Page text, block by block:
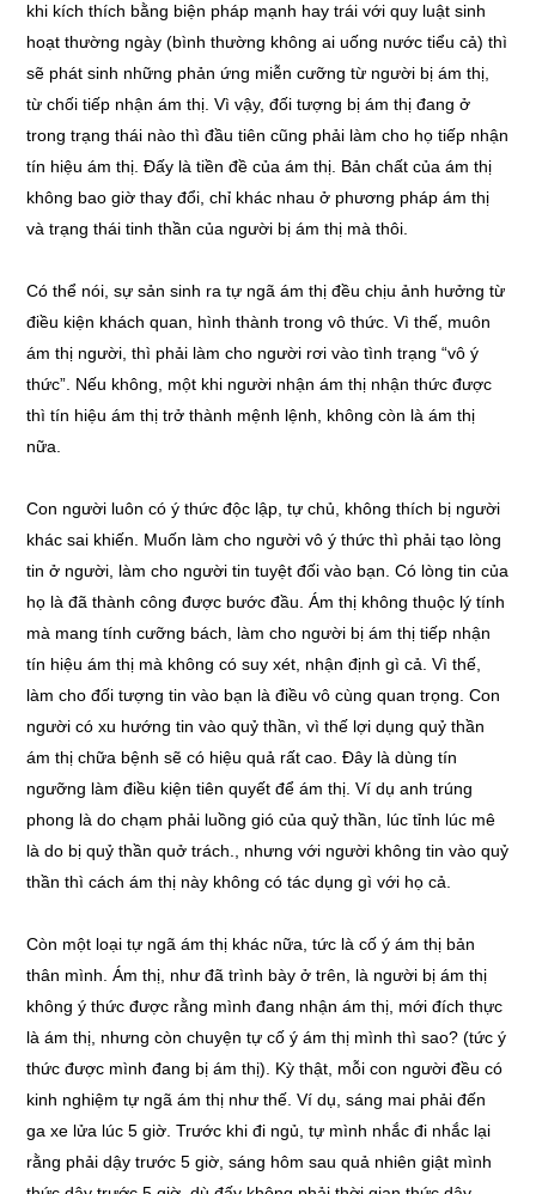
khi kích thích bằng biện pháp mạnh hay trái với quy luật sinh
hoạt thường ngày (bình thường không ai uống nước tiểu cả) thì
sẽ phát sinh những phản ứng miễn cưỡng từ người bị ám thị,
từ chối tiếp nhận ám thị. Vì vậy, đối tượng bị ám thị đang ở
trong trạng thái nào thì đầu tiên cũng phải làm cho họ tiếp nhận
tín hiệu ám thị. Đấy là tiền đề của ám thị. Bản chất của ám thị
không bao giờ thay đổi, chỉ khác nhau ở phương pháp ám thị
và trạng thái tinh thần của người bị ám thị mà thôi.
Có thể nói, sự sản sinh ra tự ngã ám thị đều chịu ảnh hưởng từ
điều kiện khách quan, hình thành trong vô thức. Vì thế, muôn
ám thị người, thì phải làm cho người rơi vào tình trạng “vô ý
thức”. Nếu không, một khi người nhận ám thị nhận thức được
thì tín hiệu ám thị trở thành mệnh lệnh, không còn là ám thị
nữa.
Con người luôn có ý thức độc lập, tự chủ, không thích bị người
khác sai khiến. Muốn làm cho người vô ý thức thì phải tạo lòng
tin ở người, làm cho người tin tuyệt đối vào bạn. Có lòng tin của
họ là đã thành công được bước đầu. Ám thị không thuộc lý tính
mà mang tính cưỡng bách, làm cho người bị ám thị tiếp nhận
tín hiệu ám thị mà không có suy xét, nhận định gì cả. Vì thế,
làm cho đối tượng tin vào bạn là điều vô cùng quan trọng. Con
người có xu hướng tin vào quỷ thần, vì thế lợi dụng quỷ thần
ám thị chữa bệnh sẽ có hiệu quả rất cao. Đây là dùng tín
ngưỡng làm điều kiện tiên quyết để ám thị. Ví dụ anh trúng
phong là do chạm phải luồng gió của quỷ thần, lúc tỉnh lúc mê
là do bị quỷ thần quở trách., nhưng với người không tin vào quỷ
thần thì cách ám thị này không có tác dụng gì với họ cả.
Còn một loại tự ngã ám thị khác nữa, tức là cố ý ám thị bản
thân mình. Ám thị, như đã trình bày ở trên, là người bị ám thị
không ý thức được rằng mình đang nhận ám thị, mới đích thực
là ám thị, nhưng còn chuyện tự cố ý ám thị mình thì sao? (tức ý
thức được mình đang bị ám thị). Kỳ thật, mỗi con người đều có
kinh nghiệm tự ngã ám thị như thế. Ví dụ, sáng mai phải đến
ga xe lửa lúc 5 giờ. Trước khi đi ngủ, tự mình nhắc đi nhắc lại
rằng phải dậy trước 5 giờ, sáng hôm sau quả nhiên giật mình